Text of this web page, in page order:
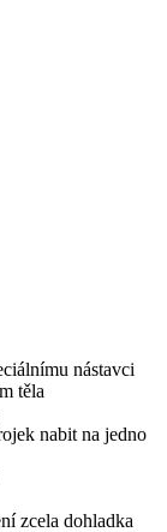
nástavci
těla
nabit na jedno
zcela dohladka